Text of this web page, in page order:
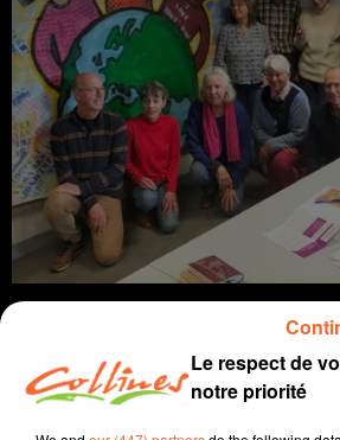
info
Le respect de
notre priorité